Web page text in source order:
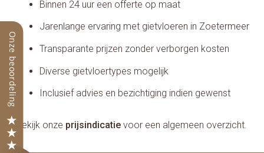
Binnen 24 uur een offerte op maat
Jarenlange ervaring met gietvloeren in Zoetermeer
Transparante prijzen zonder verborgen kosten
Diverse gietvloertypes mogelijk
Inclusief advies en bezichtiging indien gewenst
Bekijk onze prijsindicatievoor een algemeen overzicht.